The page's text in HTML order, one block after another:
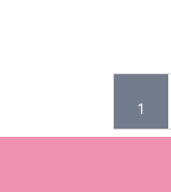
1